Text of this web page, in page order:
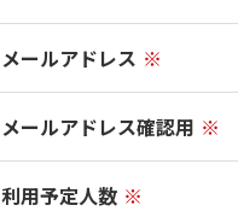
メールアドレス ※
メールアドレス確認用 ※
利用予定人数 ※